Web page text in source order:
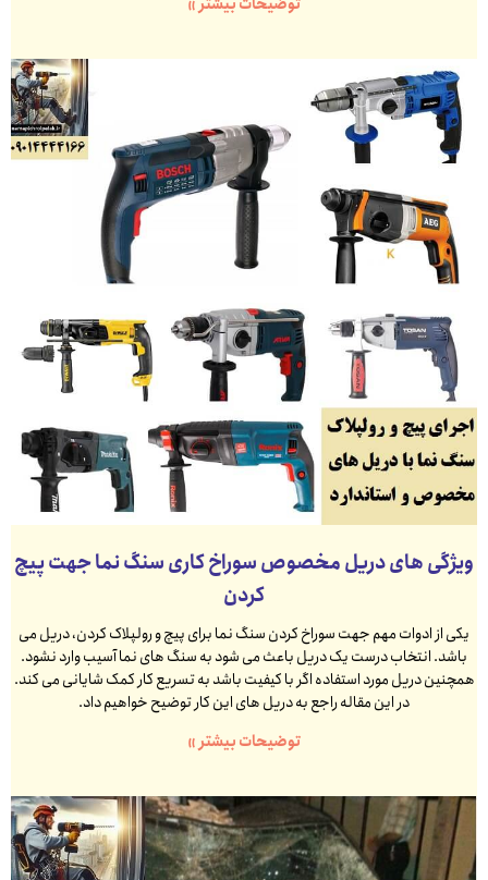
ویژگی های دریل مخصوص سوراخ کاری سنگ نما جهت پیچ
کردن
یکی از ادوات مهم جهت سوراخ کردن سنگ نما برای پیچ و رولپلاک کردن، دریل می
باشد. انتخاب درست یک دریل باعث می شود به سنگ های نما آسیب وارد نشود.
همچنین دریل مورد استفاده اگر با کیفیت باشد به تسریع کار کمک شایانی می کند.
در این مقاله راجع به دریل های این کار توضیح خواهیم داد.
توضیحات بیشتر »